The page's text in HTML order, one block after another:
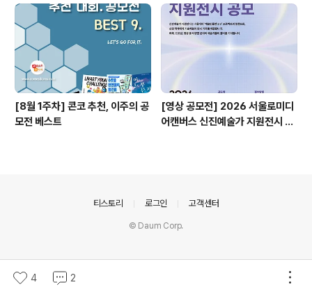
[8월 1주차] 콘코 추천, 이주의 공
모전 베스트
[영상 공모전] 2026 서울로미디
어캔버스 신진예술가 지원전시 공
4 2
티스토리 로그인 고객센터
© Daum Corp.